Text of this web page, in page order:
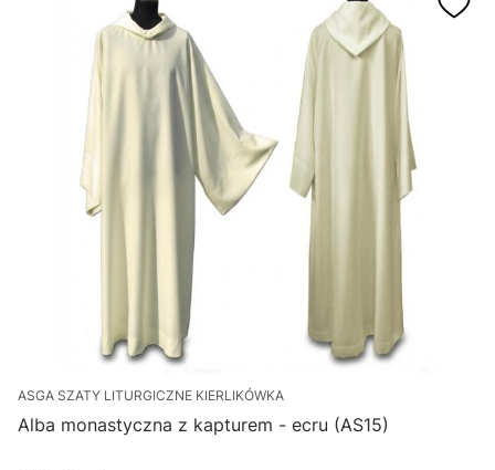
ASGA SZATY LITURGICZNE KIERLIKÓWKA
Alba monastyczna z kapturem - ecru (AS15)